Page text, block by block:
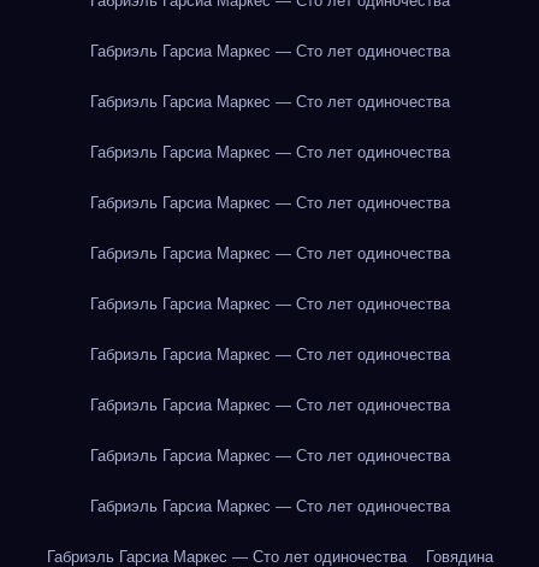
Габриэль Гарсиа Маркес — Сто лет одиночества
Габриэль Гарсиа Маркес — Сто лет одиночества
Габриэль Гарсиа Маркес — Сто лет одиночества
Габриэль Гарсиа Маркес — Сто лет одиночества
Габриэль Гарсиа Маркес — Сто лет одиночества
Габриэль Гарсиа Маркес — Сто лет одиночества
Габриэль Гарсиа Маркес — Сто лет одиночества
Габриэль Гарсиа Маркес — Сто лет одиночества
Габриэль Гарсиа Маркес — Сто лет одиночества
Габриэль Гарсиа Маркес — Сто лет одиночества
Габриэль Гарсиа Маркес — Сто лет одиночества Говядина